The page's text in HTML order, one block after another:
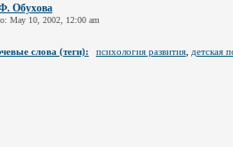
Обухова
May 10, 2002, 12:00 am
слова (теги): психология развития, детская